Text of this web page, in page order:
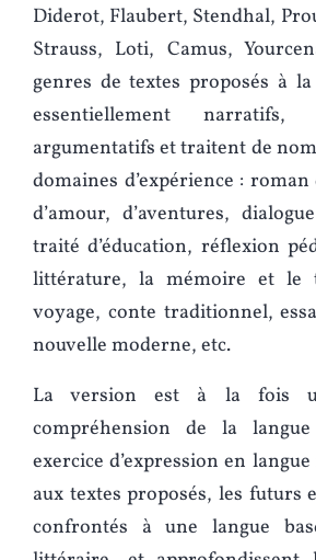
Diderot, Flaubert, Stendhal,
Strauss, Loti, Camus,
genres de textes proposés à
essentiellement
argumentatifs et traitent de
domaines d’expérience : roman
d’amour, d’aventures,
traité d’éducation, réflexion
littérature, la mémoire et le
voyage, conte traditionnel,
nouvelle moderne, etc.
La version est à la fois
compréhension de la
exercice d’expression en
aux textes proposés, les futurs
confrontés à une langue